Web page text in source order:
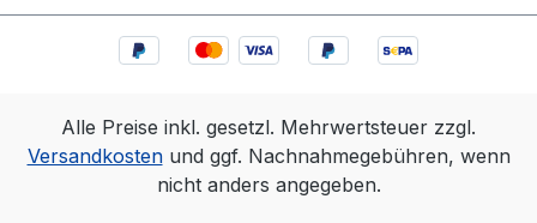
Alle Preise inkl. gesetzl. Mehrwertsteuer zzgl.
Versandkostenund ggf. Nachnahmegebühren, wenn
nicht anders angegeben.